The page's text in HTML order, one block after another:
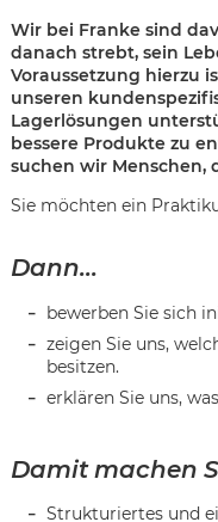
Wir bei Franke sind
danach strebt, sein
Voraussetzung hierzu
unseren
Lagerlösungen
bessere Produkte zu
suchen wir Menschen,
Sie möchten ein
Dann...
bewerben Sie sich
zeigen Sie uns,
besitzen.
erklären Sie uns,
Damit machen
Strukturiertes und